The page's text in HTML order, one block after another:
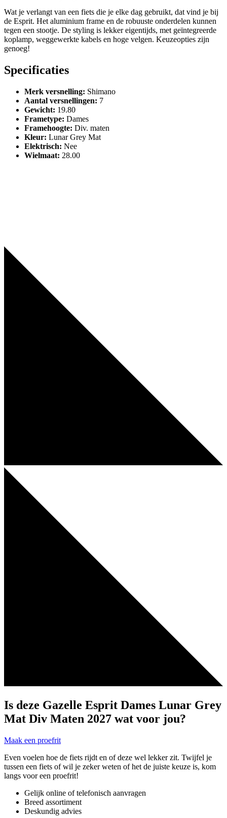
Wat je verlangt van een fiets die je elke dag gebruikt, dat vind je bij
de Esprit. Het aluminium frame en de robuuste onderdelen kunnen
tegen een stootje. De styling is lekker eigentijds, met geïntegreerde
koplamp, weggewerkte kabels en hoge velgen. Keuzeopties zijn
genoeg!
Specificaties
Merk versnelling: Shimano
Aantal versnellingen: 7
Gewicht: 19.80
Frametype: Dames
Framehoogte: Div. maten
Kleur: Lunar Grey Mat
Elektrisch: Nee
Wielmaat: 28.00
Is deze Gazelle Esprit Dames Lunar Grey
Mat Div Maten 2027 wat voor jou?
Maak een proefrit
Even voelen hoe de fiets rijdt en of deze wel lekker zit. Twijfel je
tussen een fiets of wil je zeker weten of het de juiste keuze is, kom
langs voor een proefrit!
Gelijk online of telefonisch aanvragen
Breed assortiment
Deskundig advies